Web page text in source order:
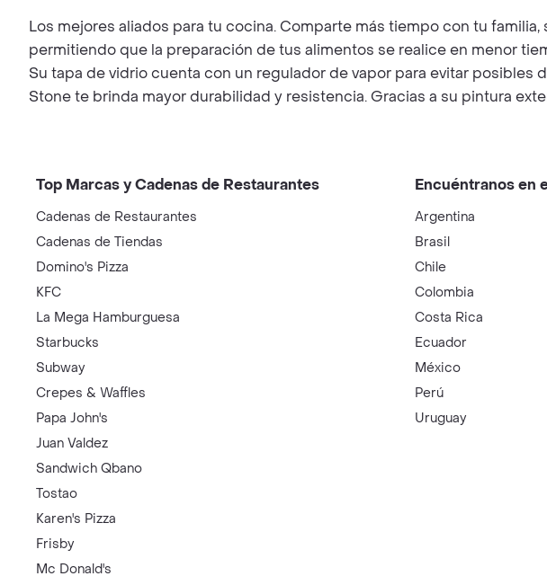
Los mejores aliados para tu cocina. Comparte más tiempo con tu
permitiendo que la preparación de tus alimentos se realice en menor
Su tapa de vidrio cuenta con un regulador de vapor para evitar
Stone te brinda mayor durabilidad y resistencia. Gracias a su pintura
Top Marcas y Cadenas de Restaurantes
Cadenas de Restaurantes
Cadenas de Tiendas
Domino's Pizza
KFC
La Mega Hamburguesa
Starbucks
Subway
Crepes & Waffles
Papa John's
Juan Valdez
Sandwich Qbano
Tostao
Karen's Pizza
Frisby
Mc Donald's
Encuéntranos en
Argentina
Brasil
Chile
Colombia
Costa Rica
Ecuador
México
Perú
Uruguay